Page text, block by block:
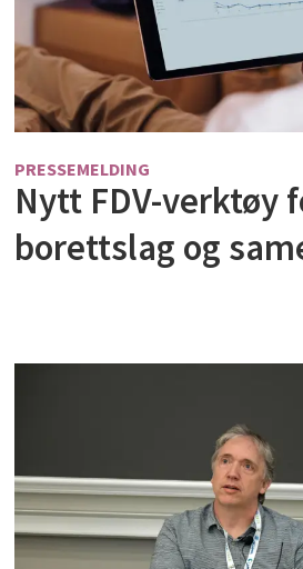
PRESSEMELDING
Nytt FDV-verktøy
borettslag og